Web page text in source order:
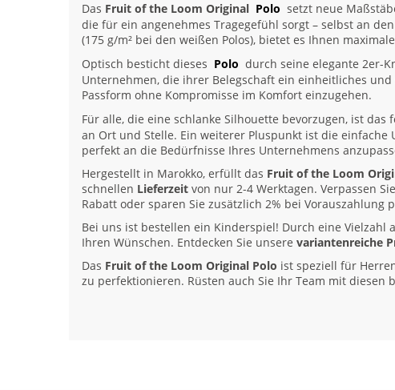
Das Fruit of the Loom Original Polo setzt neue
die für ein angenehmes Tragegefühl sorgt – selbst an
(175 g/m² bei den weißen Polos), bietet es Ihnen
Optisch besticht dieses Polo durch seine elegante 2er-
Unternehmen, die ihrer Belegschaft ein einheitliches
Passform ohne Kompromisse im Komfort einzugehen.
Für alle, die eine schlanke Silhouette bevorzugen, ist das
an Ort und Stelle. Ein weiterer Pluspunkt ist die
perfekt an die Bedürfnisse Ihres Unternehmens
Hergestellt in Marokko, erfüllt das Fruit of the Loom
schnellen Lieferzeit von nur 2-4 Werktagen. Verpassen
Rabatt oder sparen Sie zusätzlich 2% bei Vorauszahlung
Bei uns ist bestellen ein Kinderspiel! Durch eine
Ihren Wünschen. Entdecken Sie unsere variantenreiche
Das Fruit of the Loom Original Polo ist speziell für
zu perfektionieren. Rüsten auch Sie Ihr Team mit diesen